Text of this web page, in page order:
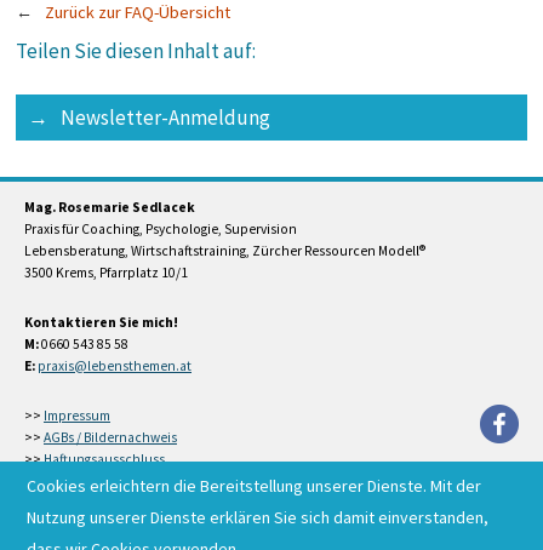
Zurück zur FAQ-Übersicht
Teilen Sie diesen Inhalt auf:
Newsletter-Anmeldung
Mag. Rosemarie Sedlacek
Praxis für Coaching, Psychologie, Supervision
Lebensberatung, Wirtschaftstraining, Zürcher Ressourcen Modell®
3500 Krems, Pfarrplatz 10/1
Kontaktieren Sie mich!
M:0660 543 85 58
E:
>> Impressum
>> AGBs / Bildernachweis
>>Haftungsausschluss
Copyright © R. Sedlacek, 2007-2024
Cookies erleichtern die Bereitstellung unserer Dienste. Mit der
Nutzung unserer Dienste erklären Sie sich damit einverstanden,